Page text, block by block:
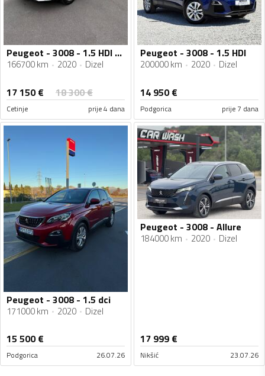
Peugeot - 3008 - 1.5 HDI Automatic
166700 km 2020 Dizel
17 150€ 18 300€
Cetinje prije 4 dana
Peugeot - 3008 - 1.5 HDI
200000 km 2020 Dizel
14 950€
Podgorica prije 7 dana
Peugeot - 3008 - 1.5 dci
171000 km 2020 Dizel
15 500€
Podgorica 26.07.26
Peugeot - 3008 - Allure
184000 km 2020 Dizel
17 999 €
Nikšić 23.07.26